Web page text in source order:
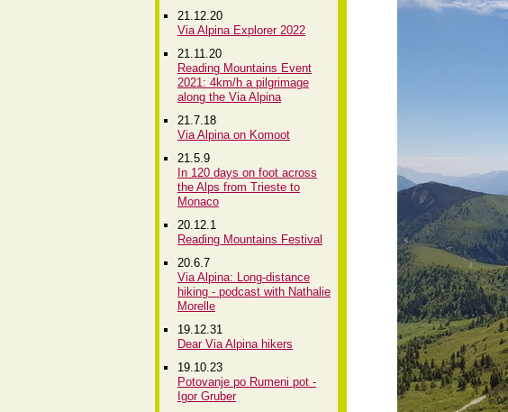
21.12.20
Via Alpina Explorer 2022
21.11.20
Reading Mountains Event
2021: 4km/h a pilgrimage
along the Via Alpina
21.7.18
Via Alpina on Komoot
21.5.9
In 120 days on foot across
the Alps from Trieste to
Monaco
20.12.1
Reading Mountains Festival
20.6.7
Via Alpina: Long-distance
hiking - podcast with Nathalie
Morelle
19.12.31
Dear Via Alpina hikers
19.10.23
Potovanje po Rumeni pot -
Igor Gruber